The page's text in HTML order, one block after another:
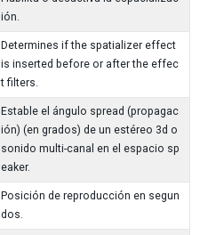
ión.
Determines if the spatializer effect
is inserted before or after the effec
t filters.
Estable el ángulo spread (propagac
ión) (en grados) de un estéreo 3d o
sonido multi-canal en el espacio sp
eaker.
Posición de reproducción en segun
dos.